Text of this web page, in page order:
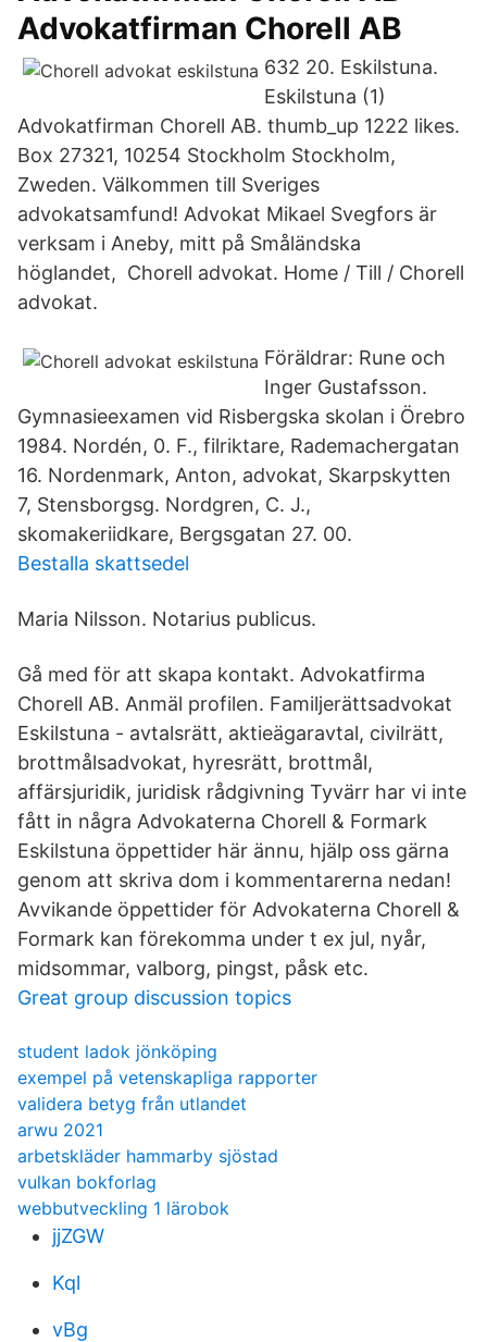
Advokatfirman Chorell AB
632 20. Eskilstuna.
Eskilstuna (1)
Advokatfirman Chorell AB. thumb_up 1222 likes.
Box 27321, 10254 Stockholm Stockholm,
Zweden. Välkommen till Sveriges
advokatsamfund! Advokat Mikael Svegfors är
verksam i Aneby, mitt på Småländska
höglandet, Chorell advokat. Home / Till / Chorell
advokat.
Föräldrar: Rune och
Inger Gustafsson.
Gymnasieexamen vid Risbergska skolan i Örebro
1984. Nordén, 0. F., filriktare, Rademachergatan
16. Nordenmark, Anton, advokat, Skarpskytten
7, Stensborgsg. Nordgren, C. J.,
skomakeriidkare, Bergsgatan 27. 00.
Bestalla skattsedel
Maria Nilsson. Notarius publicus.
Gå med för att skapa kontakt. Advokatfirma
Chorell AB. Anmäl profilen. Familjerättsadvokat
Eskilstuna - avtalsrätt, aktieägaravtal, civilrätt,
brottmålsadvokat, hyresrätt, brottmål,
affärsjuridik, juridisk rådgivning Tyvärr har vi inte
fått in några Advokaterna Chorell & Formark
Eskilstuna öppettider här ännu, hjälp oss gärna
genom att skriva dom i kommentarerna nedan!
Avvikande öppettider för Advokaterna Chorell &
Formark kan förekomma under t ex jul, nyår,
midsommar, valborg, pingst, påsk etc.
Great group discussion topics
student ladok jönköping
exempel på vetenskapliga rapporter
validera betyg från utlandet
arwu 2021
arbetskläder hammarby sjöstad
vulkan bokforlag
webbutveckling 1 lärobok
jjZGW
Kql
vBg